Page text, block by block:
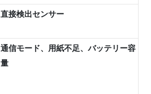
直接検出センサー
通信モード、用紙不足、バッテリー容
量